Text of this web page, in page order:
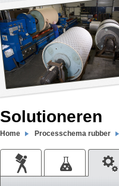
Solutioneren
Home Processchema rubber